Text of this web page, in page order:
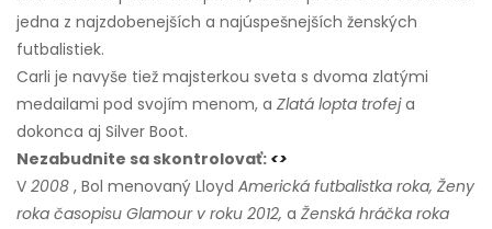
jedna z najzdobenejších a najúspešnejších ženských
futbalistiek.
Carli je navyše tiež majsterkou sveta s dvoma zlatými
medailami pod svojím menom, a Zlatá lopta trofeja
dokonca aj Silver Boot.
Nezabudnite sa skontrolovať: <>
V 2008 , Bol menovaný Lloyd Americká futbalistka roka, Ženy
roka časopisu Glamour v roku 2012, a Ženská hráčka roka